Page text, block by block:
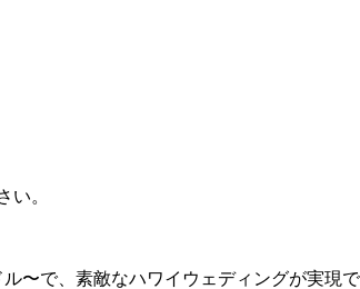
い。
〜で、素敵なハワイウェディングが実現で